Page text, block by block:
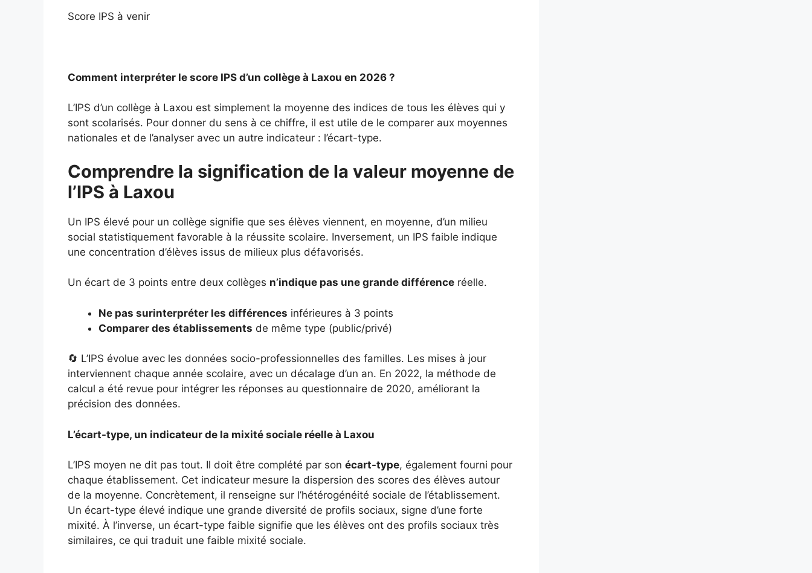
Score IPS à venir
Comment interpréter le score IPS d’un collège à Laxou en 2026 ?
L’IPS d’un collège à Laxou est simplement la moyenne des indices de tous les élèves qui y
sont scolarisés. Pour donner du sens à ce chiffre, il est utile de le comparer aux moyennes
nationales et de l’analyser avec un autre indicateur : l’écart-type.
Comprendre la signification de la valeur moyenne de
l’IPS à Laxou
Un IPS élevé pour un collège signifie que ses élèves viennent, en moyenne, d’un milieu
social statistiquement favorable à la réussite scolaire. Inversement, un IPS faible indique
une concentration d’élèves issus de milieux plus défavorisés.
Un écart de 3 points entre deux collèges n’indique pas une grande différence réelle.
Ne pas surinterpréter les différences inférieures à 3 points
Comparer des établissements de même type (public/privé)
🔄 L’IPS évolue avec les données socio-professionnelles des familles. Les mises à jour
interviennent chaque année scolaire, avec un décalage d’un an. En 2022, la méthode de
calcul a été revue pour intégrer les réponses au questionnaire de 2020, améliorant la
précision des données.
L’écart-type, un indicateur de la mixité sociale réelle à Laxou
L’IPS moyen ne dit pas tout. Il doit être complété par son écart-type, également fourni pour
chaque établissement. Cet indicateur mesure la dispersion des scores des élèves autour
de la moyenne. Concrètement, il renseigne sur l’hétérogénéité sociale de l’établissement.
Un écart-type élevé indique une grande diversité de profils sociaux, signe d’une forte
mixité. À l’inverse, un écart-type faible signifie que les élèves ont des profils sociaux très
similaires, ce qui traduit une faible mixité sociale.